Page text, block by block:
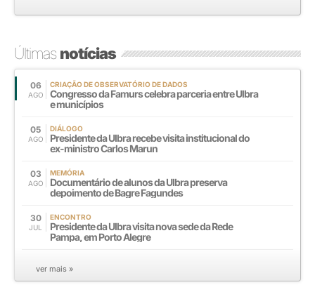
Últimasnotícias
06
AGO
CRIAÇÃO DE OBSERVATÓRIO DE DADOS
Congresso da Famurs celebra parceria entre Ulbra
e municípios
05
AGO
DIÁLOGO
Presidente da Ulbra recebe visita institucional do
ex-ministro Carlos Marun
03
AGO
MEMÓRIA
Documentário de alunos da Ulbra preserva
depoimento de Bagre Fagundes
30
JUL
ENCONTRO
Presidente da Ulbra visita nova sede da Rede
Pampa, em Porto Alegre
ver mais »